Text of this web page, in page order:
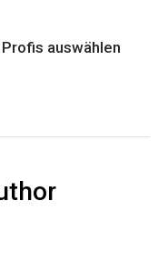
auswählen